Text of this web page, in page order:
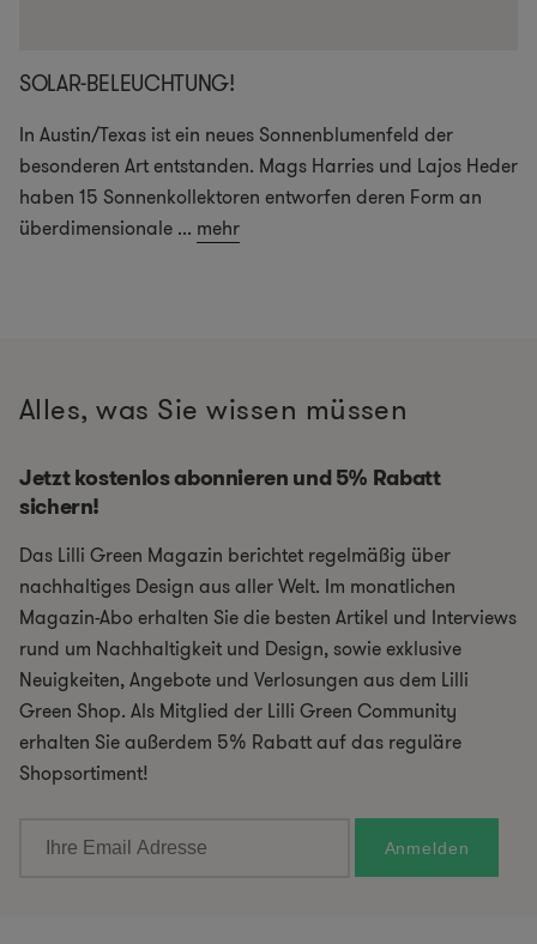
SOLAR-BELEUCHTUNG!
In Austin/Texas ist ein neues Sonnenblumenfeld der
besonderen Art entstanden. Mags Harries und Lajos Heder
haben 15 Sonnenkollektoren entworfen deren Form an
überdimensionale ... mehr
Alles, was Sie wissen müssen
Jetzt kostenlos abonnieren und 5% Rabatt
sichern!
Das Lilli Green Magazin berichtet regelmäßig über
nachhaltiges Design aus aller Welt. Im monatlichen
Magazin-Abo erhalten Sie die besten Artikel und Interviews
rund um Nachhaltigkeit und Design, sowie exklusive
Neuigkeiten, Angebote und Verlosungen aus dem Lilli
Green Shop. Als Mitglied der Lilli Green Community
erhalten Sie außerdem 5% Rabatt auf das reguläre
Shopsortiment!